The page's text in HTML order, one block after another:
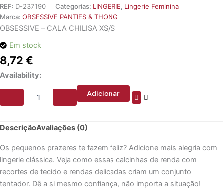
REF: D-237190 Categorias: LINGERIE, Lingerie Feminina
Marca: OBSESSIVE PANTIES & THONG
OBSESSIVE – CALA CHILISA XS/S
Em stock
8,72 €
Availability:Quantidade
OBSESSIVE
-
CHILISA
XS/S
Adicionar
DescriçãoAvaliações (0)
Os pequenos prazeres te fazem feliz? Adicione mais alegria com
lingerie clássica. Veja como essas calcinhas de renda com
recortes de tecido e rendas delicadas criam um conjunto
tentador. Dê a si mesmo confiança, não importa a situação!